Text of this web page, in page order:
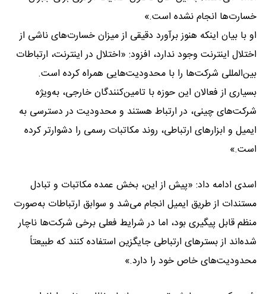
خسارت‌ها انجام نشده است.»
او با بیان اینکه هنوز برآورد دقیقی از میزان خسارت‌های ناشی از
اختلال اینترنت وجود ندارد، افزود: «اختلال در اینترنت، ارتباطات
بین‌المللی شرکت‌ها را با محدودیت‌هایی همراه کرده است.
بسیاری از فعالان این حوزه با تامین‌کنندگان خارجی، به‌ویژه
شرکت‌های چینی، در ارتباط هستند و محدودیت در دسترسی به
ایمیل و ابزارهای ارتباطی، روند مکاتبات رسمی را دشوارتر کرده
است.»
اسدی ادامه داد: «پیش از این، بخش عمده مکاتبات و تبادل
مستندات از طریق ایمیل انجام می‌شد و سوابق ارتباطات به‌صورت
منظم قابل پیگیری بود، اما در شرایط فعلی برخی شرکت‌ها ناچار
شده‌اند از بسترهای ارتباطی جایگزین استفاده کنند که طبیعتاً
محدودیت‌های خاص خود را دارد.»